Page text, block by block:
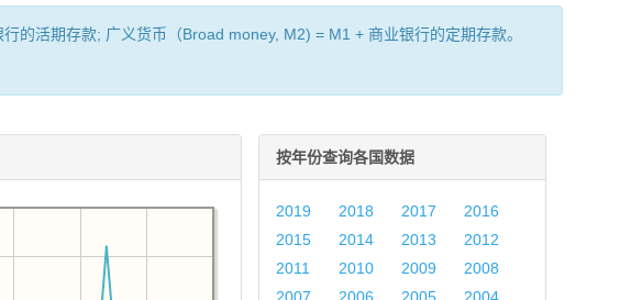
的活期存款; 广义货币（Broad money, M2) = M1 + 商业银行的定期存款。
按年份查询各国数据
2019 2018 2017
2016
2015
2014 2013
2012
2011
2010 2009
2008